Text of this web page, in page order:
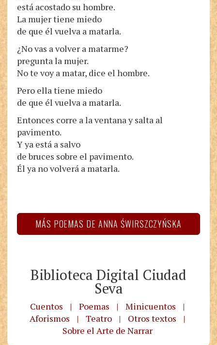
está acostado su hombre.
La mujer tiene miedo
de que él vuelva a matarla.
¿No vas a volver a matarme?
pregunta la mujer.
No te voy a matar, dice el hombre.
Pero ella tiene miedo
de que él vuelva a matarla.
Entonces corre a la ventana y salta al
pavimento.
Y ya está a salvo
de bruces sobre el pavimento.
Él ya no volverá a matarla.
MÁS POEMAS DE ANNA ŚWIRSZCZYŃSKA
Biblioteca Digital Ciudad
Seva
Cuentos | Poemas | Minicuentos
|
Aforismos
| Teatro | Otros textos
|
Sobre el Arte de Narrar